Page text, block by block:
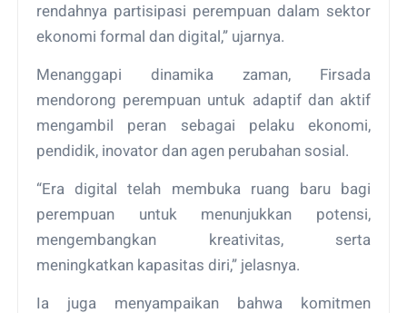
rendahnya partisipasi perempuan dalam sektor
ekonomi formal dan digital,” ujarnya.
Menanggapi dinamika zaman, Firsada
mendorong perempuan untuk adaptif dan aktif
mengambil peran sebagai pelaku ekonomi,
pendidik, inovator dan agen perubahan sosial.
“Era digital telah membuka ruang baru bagi
perempuan untuk menunjukkan potensi,
mengembangkan kreativitas, serta
meningkatkan kapasitas diri,” jelasnya.
Ia juga menyampaikan bahwa komitmen